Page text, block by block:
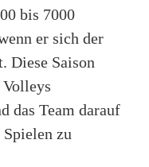
bis 7000
er sich der
Diese Saison
das Team darauf
zu